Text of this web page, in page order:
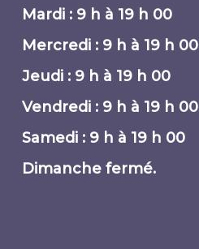
Mardi : 9 h à 19 h 00
Mercredi : 9 h à 19 h 00
Jeudi : 9 h à 19 h 00
Vendredi : 9 h à 19 h 00
Samedi : 9 h à 19 h 00
Dimanche fermé.